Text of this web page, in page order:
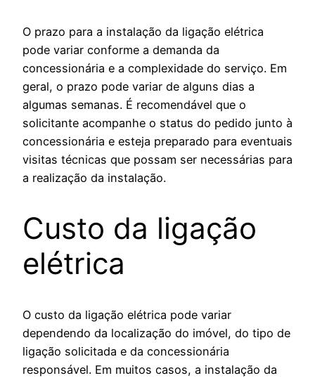
O prazo para a instalação da ligação elétrica
pode variar conforme a demanda da
concessionária e a complexidade do serviço. Em
geral, o prazo pode variar de alguns dias a
algumas semanas. É recomendável que o
solicitante acompanhe o status do pedido junto à
concessionária e esteja preparado para eventuais
visitas técnicas que possam ser necessárias para
a realização da instalação.
Custo da ligação
elétrica
O custo da ligação elétrica pode variar
dependendo da localização do imóvel, do tipo de
ligação solicitada e da concessionária
responsável. Em muitos casos, a instalação da